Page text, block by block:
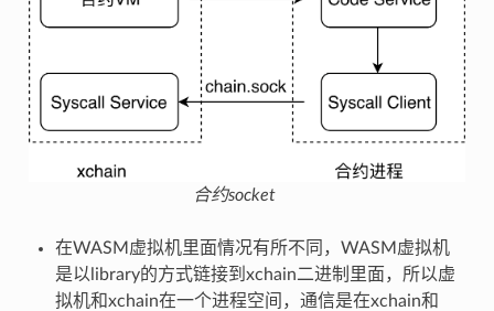
合约socket
在WASM虚拟机里面情况有所不同，WASM虚拟机
是以library的方式链接到xchain二进制里面，所以虚
拟机和xchain在一个进程空间，通信是在xchain和